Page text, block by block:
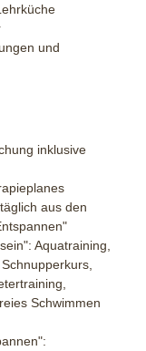
und
inklusive
aus den
Aquatraining,
Schwimmen